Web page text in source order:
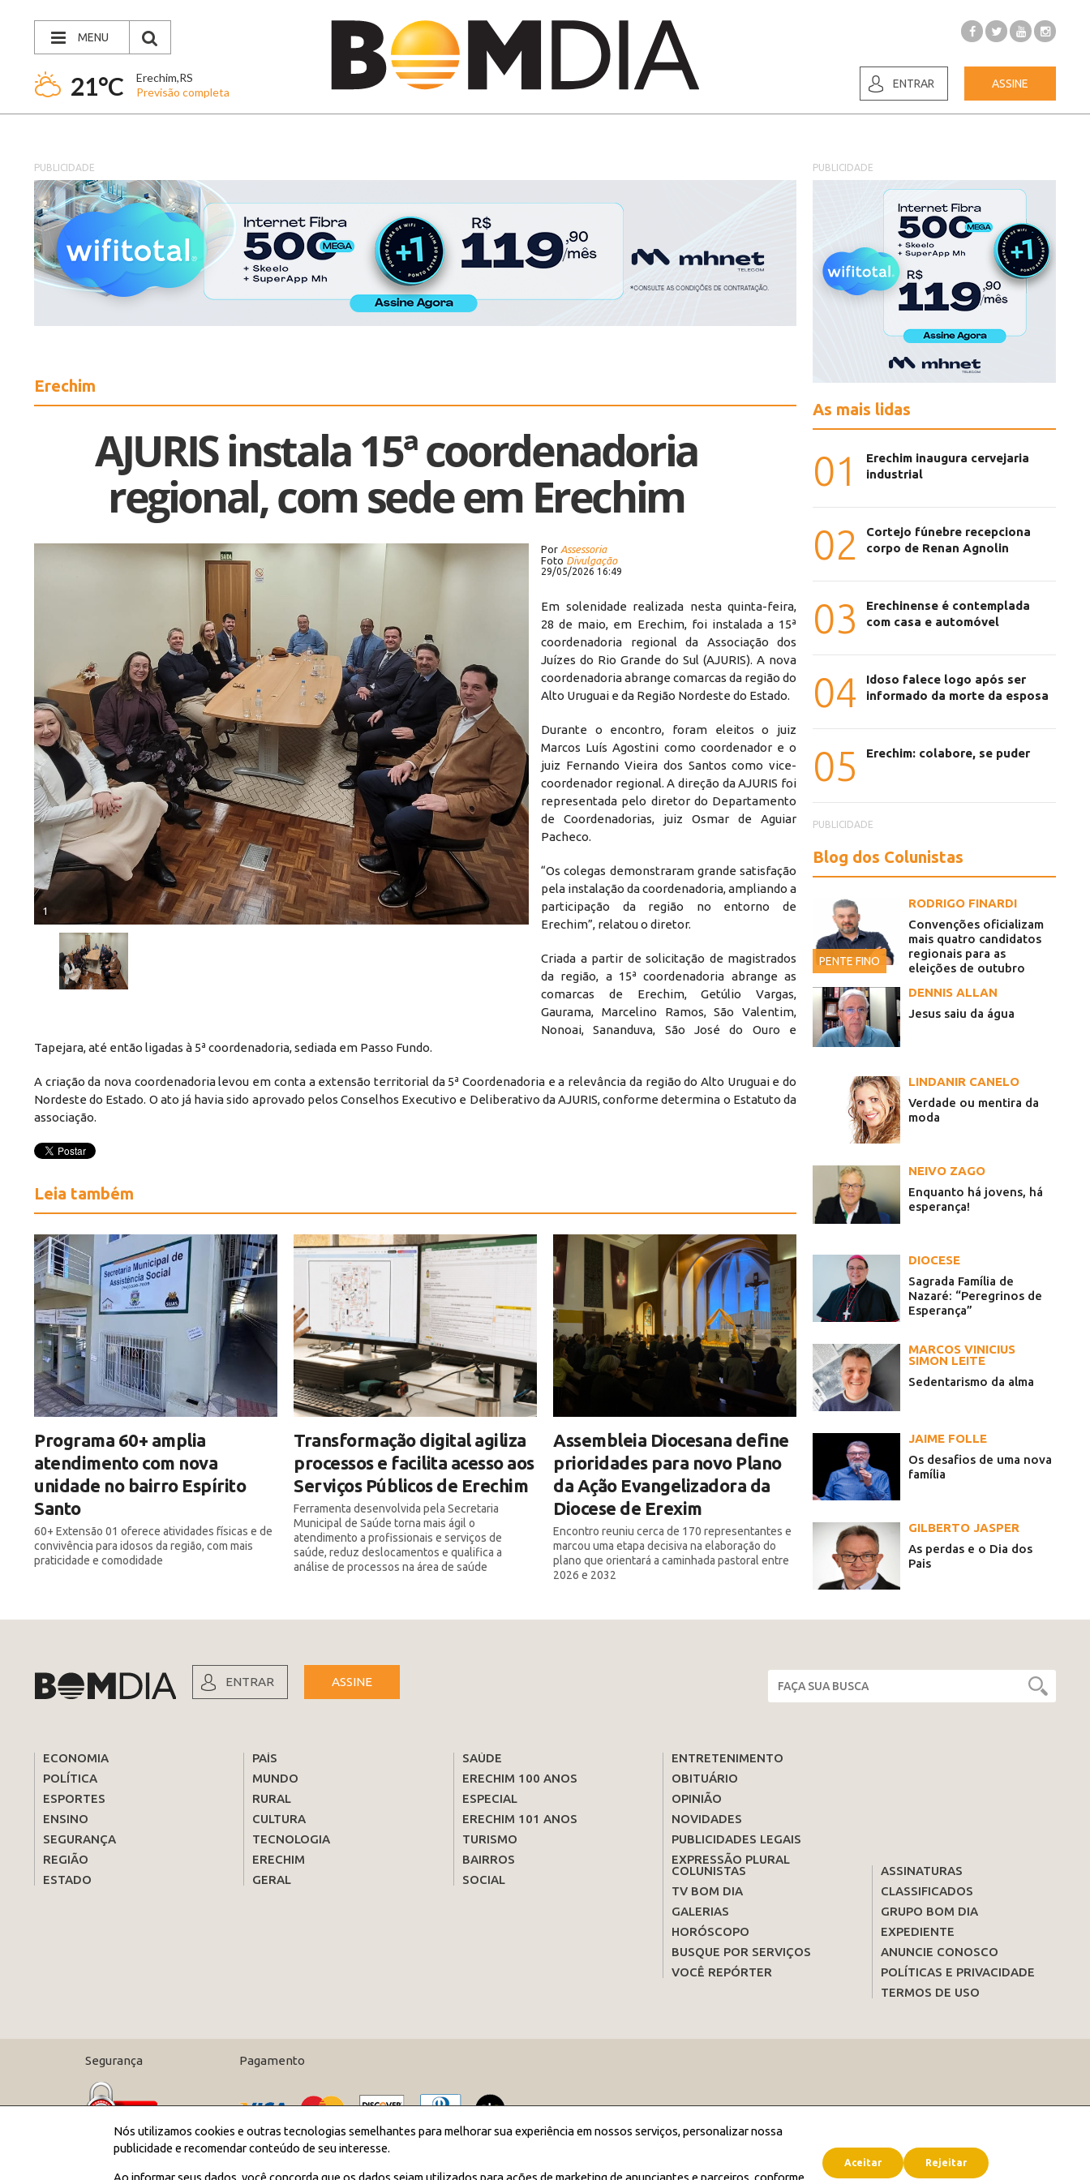
MENU
21°C
Erechim,RS
Previsão completa
ENTRAR ASSINE
PUBLICIDADE
Erechim
AJURIS instala 15ª coordenadoria
regional, com sede em Erechim
1
Por Assessoria
Foto Divulgação
29/05/2026 16:49
Em solenidade realizada nesta quinta-feira,
28 de maio, em Erechim, foi instalada a 15ª
coordenadoria regional da Associação dos
Juízes do Rio Grande do Sul (AJURIS). A nova
coordenadoria abrange comarcas da região do
Alto Uruguai e da Região Nordeste do Estado.
Durante o encontro, foram eleitos o juiz
Marcos Luís Agostini como coordenador e o
juiz Fernando Vieira dos Santos como vice-
coordenador regional. A direção da AJURIS foi
representada pelo diretor do Departamento
de Coordenadorias, juiz Osmar de Aguiar
Pacheco.
“Os colegas demonstraram grande satisfação
pela instalação da coordenadoria, ampliando a
participação da região no entorno de
Erechim”, relatou o diretor.
Criada a partir de solicitação de magistrados
da região, a 15ª coordenadoria abrange as
comarcas de Erechim, Getúlio Vargas,
Gaurama, Marcelino Ramos, São Valentim,
Nonoai, Sananduva, São José do Ouro e
Tapejara, até então ligadas à 5ª coordenadoria, sediada em Passo Fundo.
A criação da nova coordenadoria levou em conta a extensão territorial da 5ª Coordenadoria e a relevância da região do Alto Uruguai e do
Nordeste do Estado. O ato já havia sido aprovado pelos Conselhos Executivo e Deliberativo da AJURIS, conforme determina o Estatuto da
associação.
Leia também
Programa 60+ amplia
atendimento com nova
unidade no bairro Espírito
Santo
60+ Extensão 01 oferece atividades físicas e de
convivência para idosos da região, com mais
praticidade e comodidade
Transformação digital agiliza
processos e facilita acesso aos
Serviços Públicos de Erechim
Ferramenta desenvolvida pela Secretaria
Municipal de Saúde torna mais ágil o
atendimento a profissionais e serviços de
saúde, reduz deslocamentos e qualifica a
análise de processos na área de saúde
Assembleia Diocesana define
prioridades para novo Plano
da Ação Evangelizadora da
Diocese de Erexim
Encontro reuniu cerca de 170 representantes e
marcou uma etapa decisiva na elaboração do
plano que orientará a caminhada pastoral entre
2026 e 2032
PUBLICIDADE
As mais lidas
01
Erechim inaugura cervejaria
industrial
02
Cortejo fúnebre recepciona
corpo de Renan Agnolin
03
Erechinense é contemplada
com casa e automóvel
04
Idoso falece logo após ser
informado da morte da esposa
05 Erechim: colabore, se puder
PUBLICIDADE
Blog dos Colunistas
PENTE FINO
RODRIGO FINARDI
Convenções oficializam
mais quatro candidatos
regionais para as
eleições de outubro
DENNIS ALLAN
Jesus saiu da água
LINDANIR CANELO
Verdade ou mentira da
moda
NEIVO ZAGO
Enquanto há jovens, há
esperança!
DIOCESE
Sagrada Família de
Nazaré: “Peregrinos de
Esperança”
MARCOS VINICIUS
SIMON LEITE
Sedentarismo da alma
JAIME FOLLE
Os desafios de uma nova
família
GILBERTO JASPER
As perdas e o Dia dos
Pais
ENTRAR ASSINE
ECONOMIA
POLÍTICA
ESPORTES
ENSINO
SEGURANÇA
REGIÃO
ESTADO
PAÍS
MUNDO
RURAL
CULTURA
TECNOLOGIA
ERECHIM
GERAL
SAÚDE
ERECHIM 100 ANOS
ESPECIAL
ERECHIM 101 ANOS
TURISMO
BAIRROS
SOCIAL
ENTRETENIMENTO
OBITUÁRIO
OPINIÃO
NOVIDADES
PUBLICIDADES LEGAIS
EXPRESSÃO PLURAL
COLUNISTAS
TV BOM DIA
GALERIAS
HORÓSCOPO
BUSQUE POR SERVIÇOS
VOCÊ REPÓRTER
ASSINATURAS
CLASSIFICADOS
GRUPO BOM DIA
EXPEDIENTE
ANUNCIE CONOSCO
POLÍTICAS E PRIVACIDADE
TERMOS DE USO
Segurança Pagamento
2026 JORNAL BOM DIA - Todos os direitos reservados
Nós utilizamos cookies e outras tecnologias semelhantes para melhorar sua experiência em nossos serviços, personalizar nossa
publicidade e recomendar conteúdo de seu interesse.
Ao informar seus dados, você concorda que os dados sejam utilizados para ações de marketing de anunciantes e parceiros, conforme
Aceitar Rejeitar